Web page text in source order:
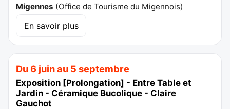
Migennes (Office de Tourisme du Migennois)
En savoir plus
Du 6 juin au 5 septembre
Exposition [Prolongation] - Entre Table et
Jardin - Céramique Bucolique - Claire
Gauchot